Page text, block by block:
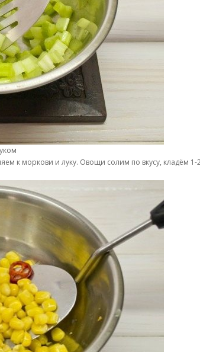
к моркови и луку. Овощи солим по вкусу, кладём